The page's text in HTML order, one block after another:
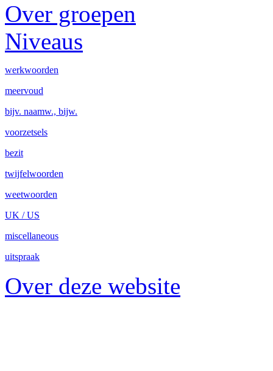
Over groepen
Niveaus
werkwoorden
meervoud
bijv. naamw., bijw.
voorzetsels
bezit
twijfelwoorden
weetwoorden
UK / US
miscellaneous
uitspraak
Over deze website